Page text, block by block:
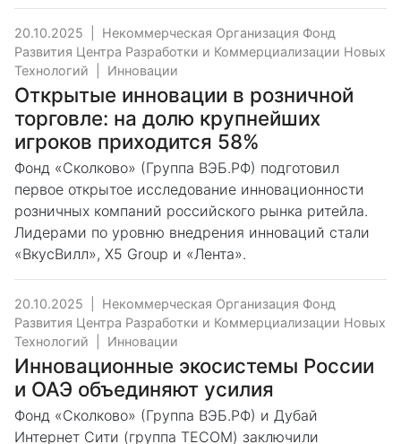
20.10.2025
Некоммерческая Организация Фонд
Развития Центра Разработки и Коммерциализации Новых
Технологий
Инновации
Открытые инновации в розничной
торговле: на долю крупнейших
игроков приходится 58%
Фонд «Сколково» (Группа ВЭБ.РФ) подготовил
первое открытое исследование инновационности
розничных компаний российского рынка ритейла.
Лидерами по уровню внедрения инноваций стали
«ВкусВилл», X5 Group и «Лента».
20.10.2025
Некоммерческая Организация Фонд
Развития Центра Разработки и Коммерциализации Новых
Технологий
Инновации
Инновационные экосистемы России
и ОАЭ объединяют усилия
Фонд «Сколково» (Группа ВЭБ.РФ) и Дубай
Интернет Сити (группа TECOM) заключили